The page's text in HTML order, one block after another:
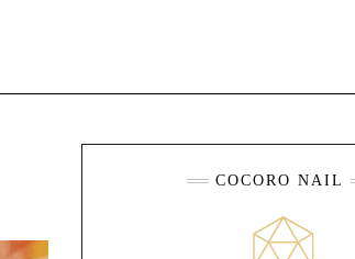
COCORO NAIL